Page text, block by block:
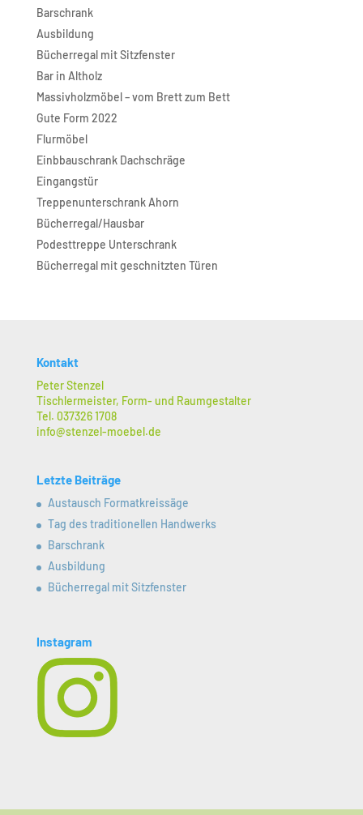
Barschrank
Ausbildung
Bücherregal mit Sitzfenster
Bar in Altholz
Massivholzmöbel – vom Brett zum Bett
Gute Form 2022
Flurmöbel
Einbbauschrank Dachschräge
Eingangstür
Treppenunterschrank Ahorn
Bücherregal/Hausbar
Podesttreppe Unterschrank
Bücherregal mit geschnitzten Türen
Kontakt
Peter Stenzel
Tischlermeister, Form- und Raumgestalter
Tel. 037326 1708
info@stenzel-moebel.de
Letzte Beiträge
Austausch Formatkreissäge
Tag des traditionellen Handwerks
Barschrank
Ausbildung
Bücherregal mit Sitzfenster
Instagram